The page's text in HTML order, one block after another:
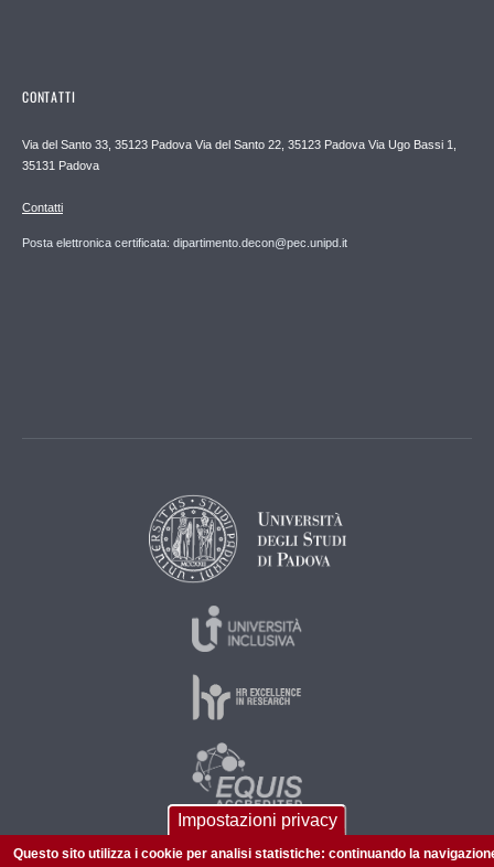
CONTATTI
Via del Santo 33, 35123 Padova Via del Santo 22, 35123 Padova Via Ugo Bassi 1,
35131 Padova
Contatti
Posta elettronica certificata: dipartimento.decon@pec.unipd.it
Impostazioni privacy
Questo sito utilizza i cookie per analisi statistiche: continuando la